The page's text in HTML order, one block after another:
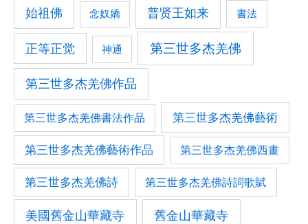
始祖佛 念奴嬌 普贤王如来 書法
正等正觉 神通 第三世多杰羌佛
第三世多杰羌佛作品
第三世多杰羌佛書法作品 第三世多杰羌佛藝術
第三世多杰羌佛藝術作品 第三世多杰羌佛西畫
第三世多杰羌佛詩 第三世多杰羌佛詩詞歌賦
美國舊金山華藏寺 舊金山華藏寺